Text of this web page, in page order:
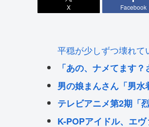
X Facebook
平穏が少しずつ壊れて
「あの、ナメてます
男の娘まんさん「男
テレビアニメ第2期「
K-POPアイドル、エ